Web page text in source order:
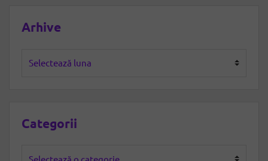
Arhive
Categorii